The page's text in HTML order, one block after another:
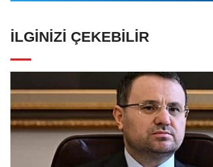
İLGINIZI ÇEKEBILIR